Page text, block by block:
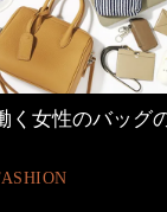
く女性のバッグ